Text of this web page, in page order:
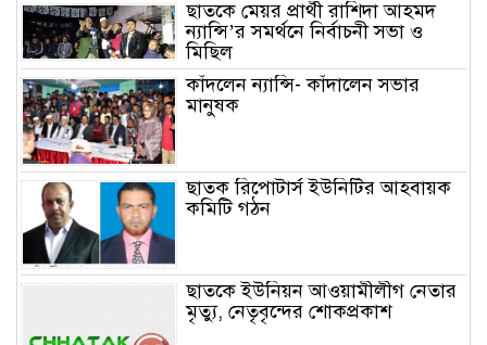
ছাতকে মেয়র প্রার্থী রাশিদা আহমদ
ন্যান্সি’র সমর্থনে নির্বাচনী সভা ও
মিছিল
কাঁদলেন ন্যান্সি- কাঁদালেন সভার
মানুষক
ছাতক রিপোটার্স ইউনিটির আহবায়ক
কমিটি গঠন
ছাতকে ইউনিয়ন আওয়ামীলীগ নেতার
মৃত্যু, নেতৃবৃন্দের শোকপ্রকাশ